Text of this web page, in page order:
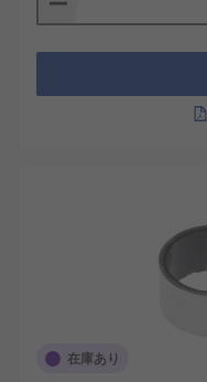
在庫あり